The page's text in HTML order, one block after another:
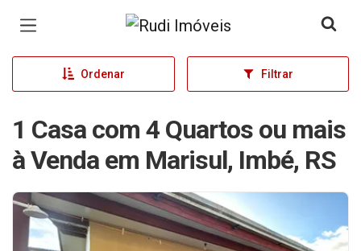
Página inicial
Ordenar Filtrar
1 Casa com 4 Quartos ou mais
à Venda em Marisul, Imbé, RS